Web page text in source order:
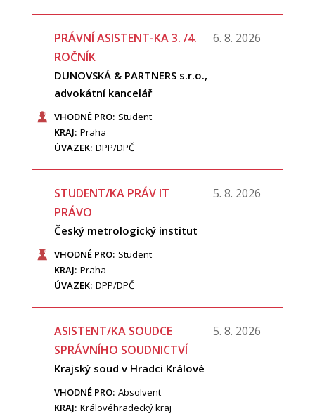
PRÁVNÍ ASISTENT-KA 3. /4.
ROČNÍK
6. 8. 2026
DUNOVSKÁ & PARTNERS s.r.o.,
advokátní kancelář
VHODNÉ PRO: Student
KRAJ: Praha
ÚVAZEK: DPP/DPČ
STUDENT/KA PRÁV IT
PRÁVO
5. 8. 2026
Český metrologický institut
VHODNÉ PRO: Student
KRAJ: Praha
ÚVAZEK: DPP/DPČ
ASISTENT/KA SOUDCE
SPRÁVNÍHO SOUDNICTVÍ
5. 8. 2026
Krajský soud v Hradci Králové
VHODNÉ PRO: Absolvent
KRAJ: Královéhradecký kraj